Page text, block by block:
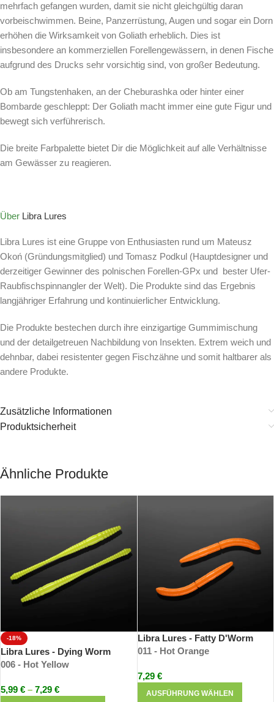
mehrfach gefangen wurden, damit sie nicht gleichgültig daran
vorbeischwimmen. Beine, Panzerrüstung, Augen und sogar ein Dorn
erhöhen die Wirksamkeit von Goliath erheblich. Dies ist
insbesondere an kommerziellen Forellengewässern, in denen Fische
aufgrund des Drucks sehr vorsichtig sind, von großer Bedeutung.
Ob am Tungstenhaken, an der Cheburashka oder hinter einer
Bombarde geschleppt: Der Goliath macht immer eine gute Figur und
bewegt sich verführerisch.
Die breite Farbpalette bietet Dir die Möglichkeit auf alle Verhältnisse
am Gewässer zu reagieren.
Über Libra Lures
Libra Lures ist eine Gruppe von Enthusiasten rund um Mateusz
Okoń (Gründungsmitglied) und Tomasz Podkul (Hauptdesigner und
derzeitiger Gewinner des polnischen Forellen-GPx und bester Ufer-
Raubfischspinnangler der Welt). Die Produkte sind das Ergebnis
langjähriger Erfahrung und kontinuierlicher Entwicklung.
Die Produkte bestechen durch ihre einzigartige Gummimischung
und der detailgetreuen Nachbildung von Insekten. Extrem weich und
dehnbar, dabei resistenter gegen Fischzähne und somit haltbarer als
andere Produkte.
Zusätzliche Informationen
Produktsicherheit
Ähnliche Produkte
-18%
Libra Lures - Dying Worm
006 - Hot Yellow
5,99 € – 7,29 €
Libra Lures - Fatty D'Worm
011 - Hot Orange
7,29 €
AUSFÜHRUNG WÄHLEN